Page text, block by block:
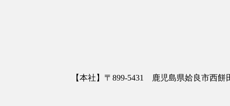
【本社】〒899-5431 鹿児島県姶良市西餅